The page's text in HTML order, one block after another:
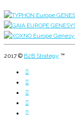
2017 © B2B Strategy ™